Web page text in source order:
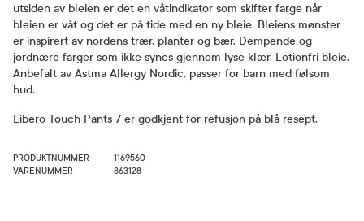
utsiden av bleien er det en våtindikator som skifter farge når
bleien er våt og det er på tide med en ny bleie. Bleiens mønster
er inspirert av nordens trær, planter og bær. Dempende og
jordnære farger som ikke synes gjennom lyse klær. Lotionfri bleie.
Anbefalt av Astma Allergy Nordic, passer for barn med følsom
hud.
Libero Touch Pants 7 er godkjent for refusjon på blå resept.
PRODUKTNUMMER
1169560
VARENUMMER
863128